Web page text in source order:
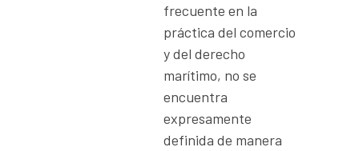
frecuente en la
práctica del comercio
y del derecho
marítimo, no se
encuentra
expresamente
definida de manera